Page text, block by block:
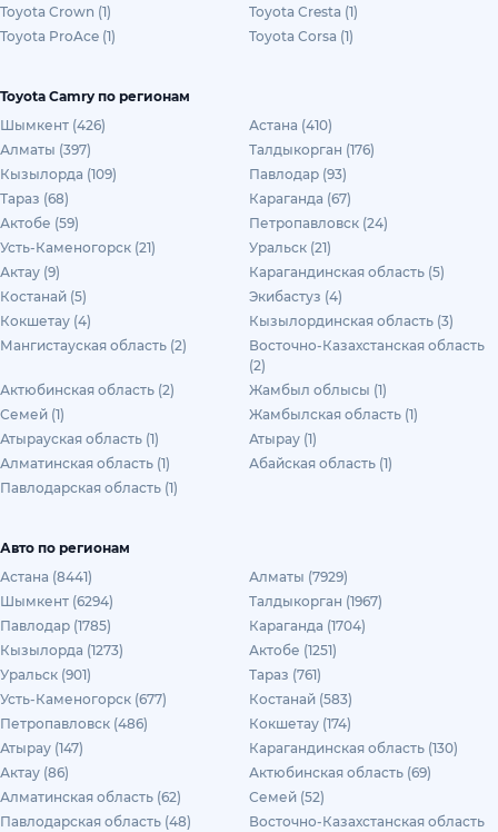
Toyota Crown (1)
Toyota Cresta (1)
Toyota ProAce (1)
Toyota Corsa (1)
Toyota Camry по регионам
Шымкент (426)
Астана (410)
Алматы (397)
Талдыкорган (176)
Кызылорда (109)
Павлодар (93)
Тараз (68)
Караганда (67)
Актобе (59)
Петропавловск (24)
Усть-Каменогорск (21)
Уральск (21)
Актау (9)
Карагандинская область (5)
Костанай (5)
Экибастуз (4)
Кокшетау (4)
Кызылординская область (3)
Мангистауская область (2)
Восточно-Казахстанская область
(2)
Актюбинская область (2)
Жамбыл облысы (1)
Семей (1)
Жамбылская область (1)
Атырауская область (1)
Атырау (1)
Алматинская область (1)
Абайская область (1)
Павлодарская область (1)
Авто по регионам
Астана (8441)
Алматы (7929)
Шымкент (6294)
Талдыкорган (1967)
Павлодар (1785)
Караганда (1704)
Кызылорда (1273)
Актобе (1251)
Уральск (901)
Тараз (761)
Усть-Каменогорск (677)
Костанай (583)
Петропавловск (486)
Кокшетау (174)
Атырау (147)
Карагандинская область (130)
Актау (86)
Актюбинская область (69)
Алматинская область (62)
Семей (52)
Павлодарская область (48)
Восточно-Казахстанская область